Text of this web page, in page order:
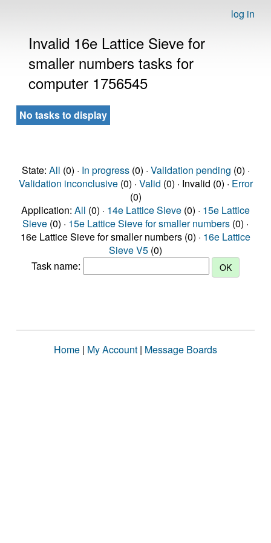
log in
Invalid 16e Lattice Sieve for
smaller numbers tasks for
computer 1756545
No tasks to display
State: All (0) · In progress(0) · Validation pending (0) ·
Validation inconclusive(0) · Valid (0) · Invalid (0) · Error
(0)
Application: All (0) · 14e Lattice Sieve (0) · 15e Lattice
Sieve (0) · 15e Lattice Sieve for smaller numbers (0) ·
16e Lattice Sieve for smaller numbers (0) · 16e Lattice
Sieve V5 (0)
Task name:
Home | My Account | Message Boards